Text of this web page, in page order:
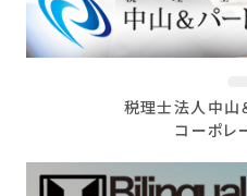
税理士法人中山
コーポレ